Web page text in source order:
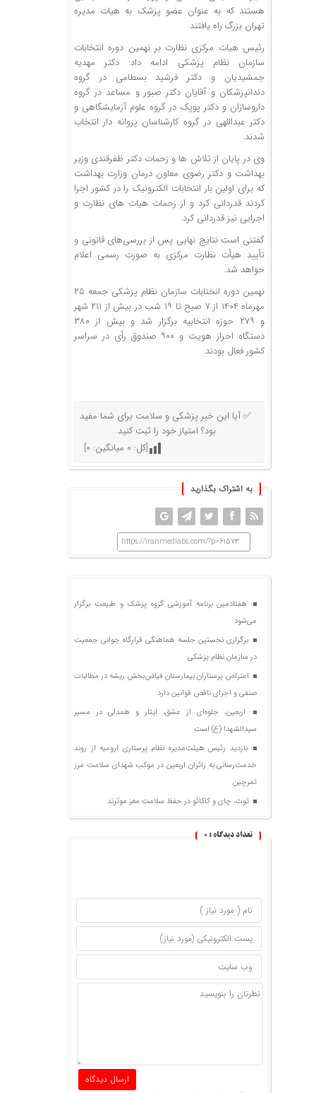
هستند که به عنوان عضو پزشک به هیات مدیره
تهران بزرگ راه یافتند.
رئیس هیات مرکزی نظارت بر نهمین دوره انتخابات
سازمان نظام پزشکی ادامه داد: دکتر مهدیه
جمشیدیان و دکتر فرشید بسطامی در گروه
دندانپزشکان و آقایان دکتر صبور و مساعد در گروه
داروسازان و دکتر پوپک در گروه علوم آزمایشگاهی و
دکتر عبداللهی در گروه کارشناسان پروانه دار انتخاب
شدند.
وی در پایان از تلاش ها و زحمات دکتر ظفرقندی وزیر
بهداشت و دکتر رضوی معاون درمان وزارت بهداشت
که برای اولین بار انتخابات الکترونیک را در کشور اجرا
کردند قدردانی کرد و از زحمات هیات های نظارت و
اجرایی نیز قدردانی کرد.
گفتنی است نتایج نهایی پس از بررسی‌های قانونی و
تأیید هیأت نظارت مرکزی به صورت رسمی اعلام
خواهد شد.
نهمین دوره انختابات سازمان نظام پزشکی جمعه ۲۵
مهرماه ۱۴۰۴ از ۷ صبح تا ۱۹ شب در بیش از ۲۱۱ شهر
و ۲۷۹ حوزه انتخابیه برگزار شد و بیش از ۳۸۰
دستگاه احراز هویت و ۹۰۰ صندوق رأی در سراسر
کشور فعال بودند.
✅ آیا این خبر پزشکی و سلامت برای شما مفید
بود؟ امتیاز خود را ثبت کنید.
[کل: 0 میانگین: 0
]
به اشتراک بگذارید
https://iranmedlabs.com/?p=61573
هفتادمین برنامه آموزشی گروه پزشک و طبیعت برگزار
می‌شود
برگزاری نخستین جلسه هماهنگی قرارگاه جوانی جمعیت
در سازمان نظام پزشکی
اعتراض پرستاران بیمارستان فیاض‌بخش ریشه در مطالبات
صنفی و اجرای ناقص قوانین دارد
اربعین، جلوه‌ای از عشق، ایثار و همدلی در مسیر
سیدالشهدا (ع) است
بازدید رئیس هیئت‌مدیره نظام پرستاری ارومیه از روند
خدمت‌رسانی به زائران اربعین در موکب شهدای سلامت مرز
تمرچین
توت، چای و کاکائو در حفظ سلامت مغز موثرند
تعداد دیدگاه : 0